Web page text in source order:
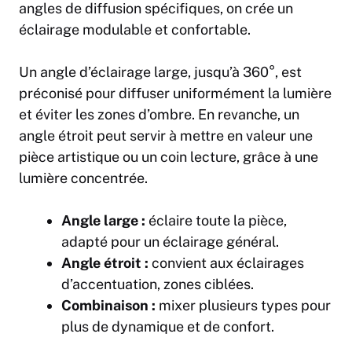
angles de diffusion spécifiques, on crée un
éclairage modulable et confortable.
Un angle d’éclairage large, jusqu’à 360°, est
préconisé pour diffuser uniformément la lumière
et éviter les zones d’ombre. En revanche, un
angle étroit peut servir à mettre en valeur une
pièce artistique ou un coin lecture, grâce à une
lumière concentrée.
Angle large : éclaire toute la pièce,
adapté pour un éclairage général.
Angle étroit : convient aux éclairages
d’accentuation, zones ciblées.
Combinaison : mixer plusieurs types pour
plus de dynamique et de confort.